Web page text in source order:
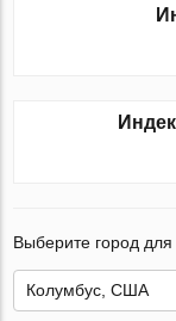
Выберите город